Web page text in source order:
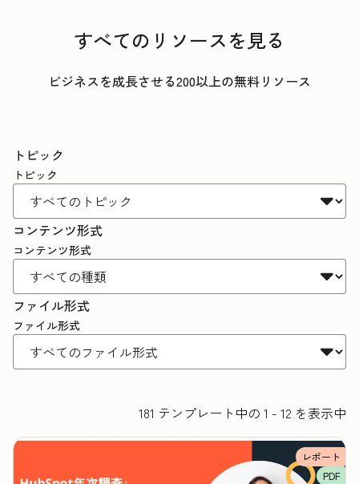
すべてのリソースを見る
ビジネスを成長させる200以上の無料リソース
トピック
トピック
コンテンツ形式
コンテンツ形式
ファイル形式
ファイル形式
181 テンプレート中の 1 - 12 を表示中
レポート
PDF